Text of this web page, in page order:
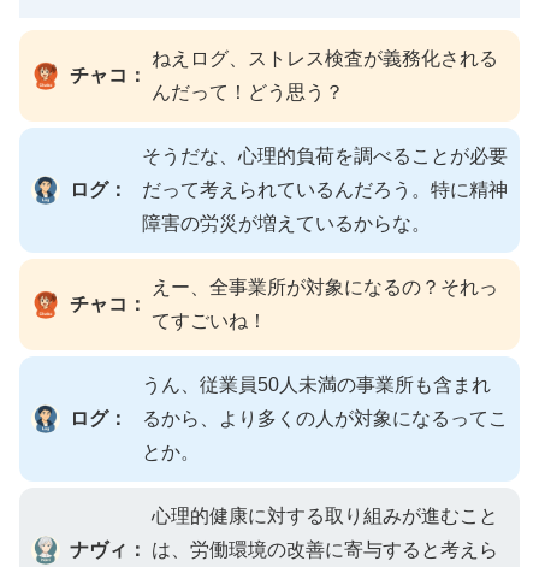
チャコ：
ねえログ、ストレス検査が義務化される
んだって！どう思う？
ログ：
そうだな、心理的負荷を調べることが必要
だって考えられているんだろう。特に精神
障害の労災が増えているからな。
チャコ：
えー、全事業所が対象になるの？それっ
てすごいね！
ログ：
うん、従業員50人未満の事業所も含まれ
るから、より多くの人が対象になるってこ
とか。
ナヴィ：
心理的健康に対する取り組みが進むこと
は、労働環境の改善に寄与すると考えら